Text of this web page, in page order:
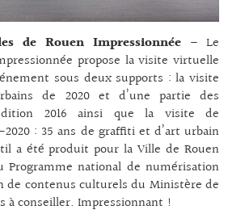
de Rouen Impressionnée – Le
propose la visite virtuelle
sous deux supports : la visite
de 2020 et d’une partie des
2016 ainsi que la visite de
2020 : 35 ans de graffiti et d’art urbain
a été produit pour la Ville de Rouen
Programme national de numérisation
de contenus culturels du Ministère de
à conseiller. Impressionnant !